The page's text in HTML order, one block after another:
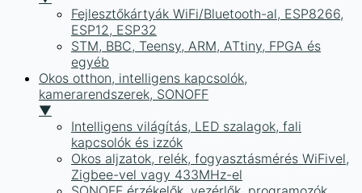
Fejlesztőkártyák WiFi/Bluetooth-al, ESP8266,
ESP12, ESP32
STM, BBC, Teensy, ARM, ATtiny, FPGA és
egyéb
Okos otthon, intelligens kapcsolók,
kamerarendszerek, SONOFF
▼
Intelligens világítás, LED szalagok, fali
kapcsolók és izzók
Okos aljzatok, relék, fogyasztásmérés WiFivel,
Zigbee-vel vagy 433MHz-el